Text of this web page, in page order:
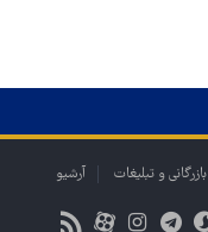
بازرگانی و تبلیغات آرشیو